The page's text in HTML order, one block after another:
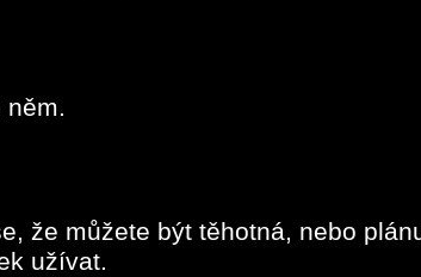
že můžete být těhotná, nebo
užívat.